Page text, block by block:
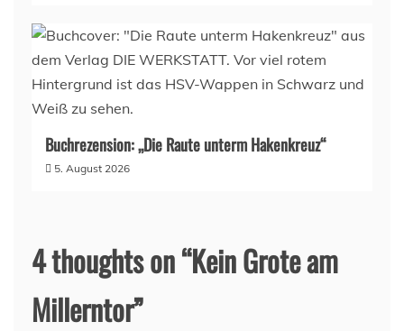
Buchrezension: „Die Raute unterm Hakenkreuz“
5. August 2026
4 thoughts on “Kein Grote am
Millerntor”